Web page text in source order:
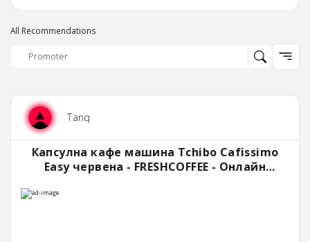
All Recommendations
Tanq
Капсулна кафе машина Tchibo Cafissimo
Easy червена - FRESHCOFFEE - Онлайн